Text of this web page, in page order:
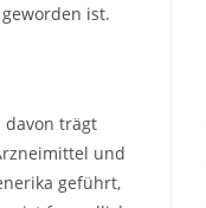
ist.
davon trägt
und
geführt,